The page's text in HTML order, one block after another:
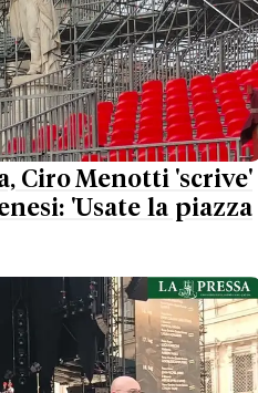
Ciro Menotti 'scrive'
'Usate la piazza